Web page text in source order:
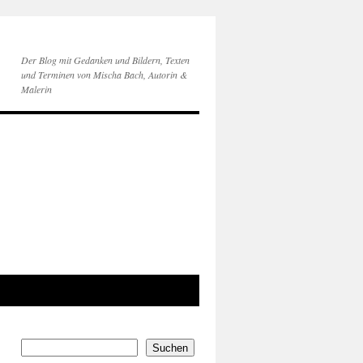
Der Blog mit Gedanken und Bildern, Texten
und Terminen von Mischa Bach, Autorin &
Malerin
Suchen